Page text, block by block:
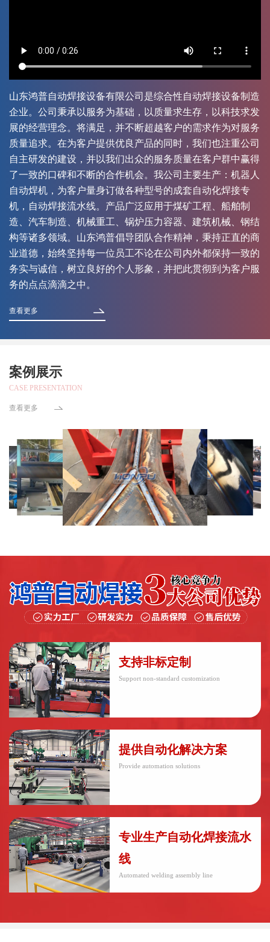
山东鸿普自动焊接设备有限公司是综合性自动焊接设备制造
企业。公司秉承以服务为基础，以质量求生存，以科技求发
展的经营理念。将满足，并不断超越客户的需求作为对服务
质量追求。在为客户提供优良产品的同时，我们也注重公司
自主研发的建设，并以我们出众的服务质量在客户群中赢得
了一致的口碑和不断的合作机会。我公司主要生产：机器人
自动焊机，为客户量身订做各种型号的成套自动化焊接专
机，自动焊接流水线。产品广泛应用于煤矿工程、船舶制
造、汽车制造、机械重工、锅炉压力容器、建筑机械、钢结
构等诸多领域。山东鸿普倡导团队合作精神，秉持正直的商
业道德，始终坚持每一位员工不论在公司内外都保持一致的
务实与诚信，树立良好的个人形象，并把此贯彻到为客户服
务的点点滴滴之中。
查看更多
案例展示
CASE PRESENTATION
查看更多
支持非标定制
Support non-standard customization
提供自动化解决方案
Provide automation solutions
专业生产自动化焊接流水
线
Automated welding assembly line